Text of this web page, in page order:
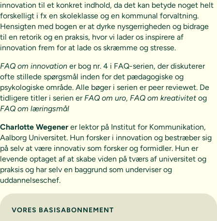
innovation til et konkret indhold, da det kan betyde noget helt
forskelligt i fx en skoleklasse og en kommunal forvaltning.
Hensigten med bogen er at dyrke nysgerrigheden og bidrage
til en retorik og en praksis, hvor vi lader os inspirere af
innovation frem for at lade os skræmme og stresse.
FAQ om innovation er bog nr. 4 i FAQ-serien, der diskuterer
ofte stillede spørgsmål inden for det pædagogiske og
psykologiske område. Alle bøger i serien er peer reviewet. De
tidligere titler i serien er FAQ om uro, FAQ om kreativitetog
FAQ om læringsmål
Charlotte Wegener er lektor på Institut for Kommunikation,
Aalborg Universitet. Hun forsker i innovation og bestræber sig
på selv at være innovativ som forsker og formidler. Hun er
levende optaget af at skabe viden på tværs af universitet og
praksis og har selv en baggrund som underviser og
uddannelseschef.
Vælg abonnement
VORES BASISABONNEMENT